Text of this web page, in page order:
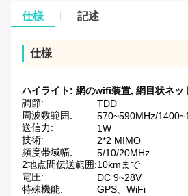
仕様 記述
仕様
ハイライト: 網のwifi装置, 網目状ネッ
調節:
TDD
周波数範囲:
570~590MHz/
送信力:
1W
技術:
2*2 MIMO
頻度帯域幅:
5/10/20MHz
2地点間伝送範囲:10kmまで
電圧:
DC 9~28V
特殊機能:
GPS、WiFi